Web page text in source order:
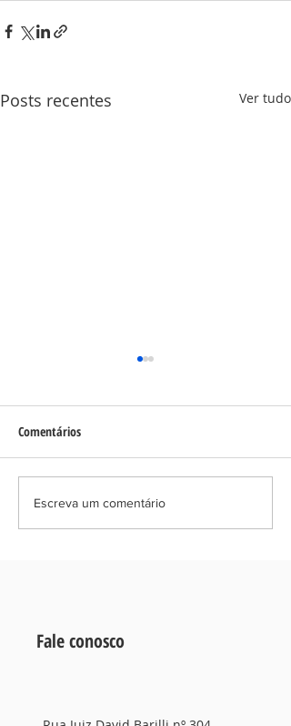
Posts recentes Ver tudo
Como evitar que sua herança
vire um problema judicial
Comentários
Escreva um comentário
Fale conosco